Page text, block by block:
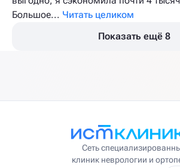
Большое... Читать целиком
Показать ещё 8
Сеть
клиник неврологии и